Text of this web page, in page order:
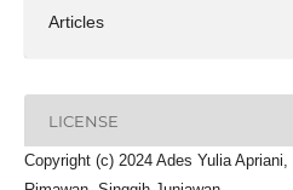
Articles
LICENSE
Copyright (c) 2024 Ades Yulia